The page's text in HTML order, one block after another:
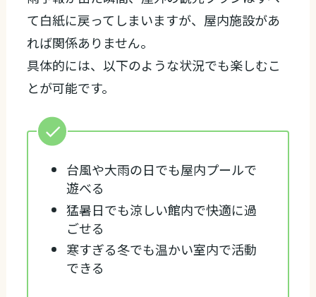
て白紙に戻ってしまいますが、屋内施設があ
れば関係ありません。
具体的には、以下のような状況でも楽しむこ
とが可能です。
台風や大雨の日でも屋内プールで
遊べる
猛暑日でも涼しい館内で快適に過
ごせる
寒すぎる冬でも温かい室内で活動
できる